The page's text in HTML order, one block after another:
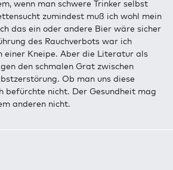
wenn man schwere Trinker selbst
zumindest muß ich wohl mein
das ein oder andere Bier wäre sicher
des Rauchverbots war ich
einer Kneipe. Aber die Literatur als
den schmalen Grat zwischen
Ob man uns diese
befürchte nicht. Der Gesundheit mag
anderen nicht.